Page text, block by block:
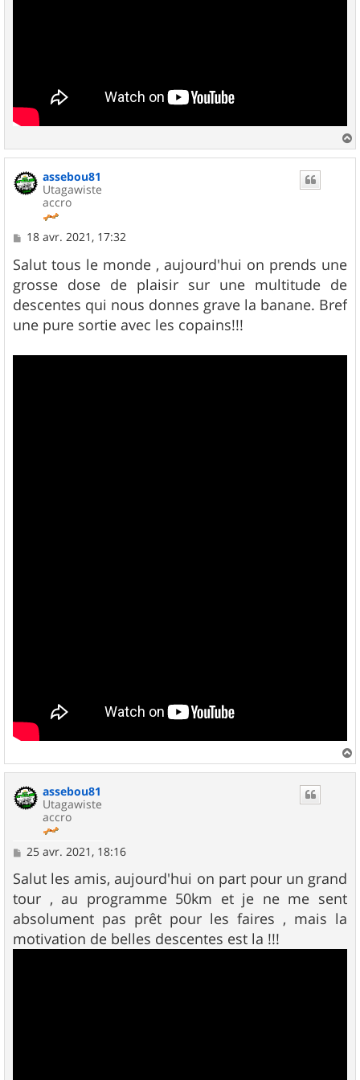
a
assebou81
Utagawiste
accro
M
s
s
a
g
e
18 avr. 2021, 17:32
Salut tous le monde , aujourd'hui on prends une
grosse dose de plaisir sur une multitude de
descentes qui nous donnes grave la banane. Bref
une pure sortie avec les copains!!!
a
assebou81
Utagawiste
accro
M
s
s
a
g
e
25 avr. 2021, 18:16
Salut les amis, aujourd'hui on part pour un grand
tour , au programme 50km et je ne me sent
absolument pas prêt pour les faires , mais la
motivation de belles descentes est la !!!